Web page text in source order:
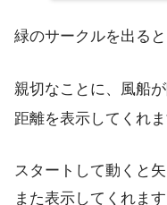
緑のサークルを出ると
親切なことに、風船
距離を表示してくれま
スタートして動くと
また表示してくれます